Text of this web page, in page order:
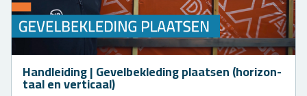
Hand­lei­ding | Ge­vel­be­kle­ding plaat­sen (ho­ri­zon­
taal en ver­ti­caal)